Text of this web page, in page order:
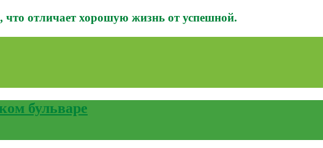
что отличает хорошую жизнь от успешной.
бульваре